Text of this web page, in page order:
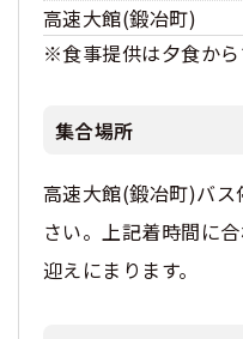
高速大館(鍛冶町)
※食事提供は夕食から
集合場所
高速大館(鍛冶町)バ
さい。上記着時間に
迎えにまります。